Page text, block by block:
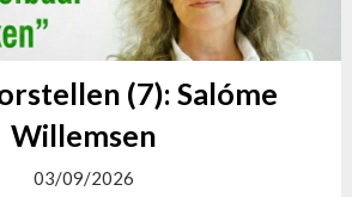
(7): Salóme
Willemsen
03/09/2026